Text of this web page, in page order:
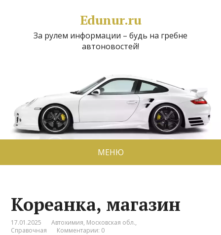
Edunur.ru
За рулем информации – будь на гребне
автоновостей!
МЕНЮ
Кореанка, магазин
17.01.2025 Автохимия, Московская обл.,
Справочная
Комментарии: 0